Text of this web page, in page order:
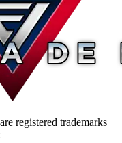
registered trademarks